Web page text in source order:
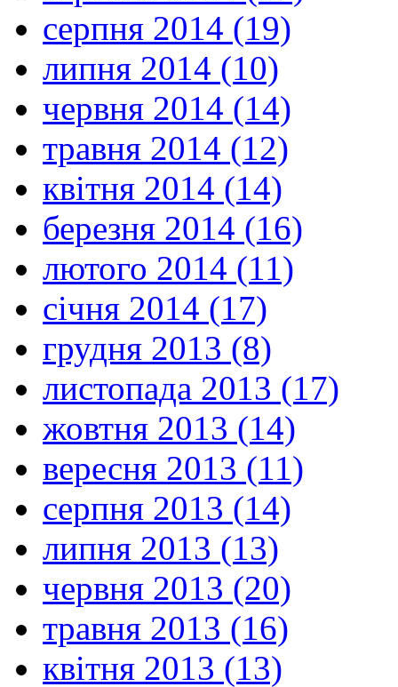
серпня 2014 (19)
липня 2014 (10)
червня 2014 (14)
травня 2014 (12)
квітня 2014 (14)
березня 2014 (16)
лютого 2014 (11)
січня 2014 (17)
грудня 2013 (8)
листопада 2013 (17)
жовтня 2013 (14)
вересня 2013 (11)
серпня 2013 (14)
липня 2013 (13)
червня 2013 (20)
травня 2013 (16)
квітня 2013 (13)